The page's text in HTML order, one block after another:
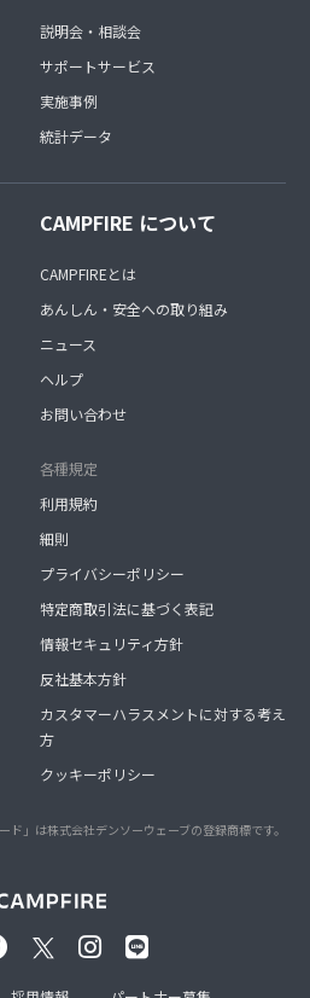
説明会・相談会
サポートサービス
実施事例
統計データ
CAMPFIRE について
CAMPFIREとは
あんしん・安全への取り組み
ニュース
ヘルプ
お問い合わせ
各種規定
利用規約
細則
プライバシーポリシー
特定商取引法に基づく表記
情報セキュリティ方針
反社基本方針
カスタマーハラスメントに対する考え
方
クッキーポリシー
ード」は株式会社デンソーウェーブの登録商標です。